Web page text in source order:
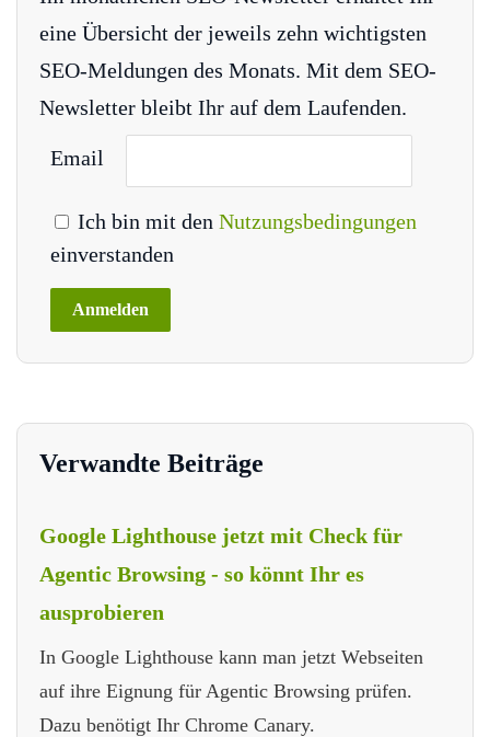
eine Übersicht der jeweils zehn wichtigsten
SEO-Meldungen des Monats. Mit dem SEO-
Newsletter bleibt Ihr auf dem Laufenden.
Email
Ich bin mit den Nutzungsbedingungen
einverstanden
Verwandte Beiträge
Google Lighthouse jetzt mit Check für
Agentic Browsing - so könnt Ihr es
ausprobieren
In Google Lighthouse kann man jetzt Webseiten
auf ihre Eignung für Agentic Browsing prüfen.
Dazu benötigt Ihr Chrome Canary.